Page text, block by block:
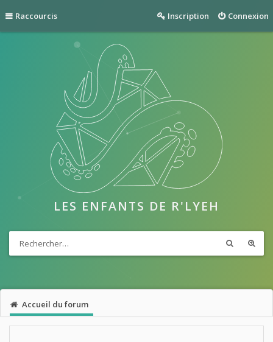
Raccourcis Connexion
Inscription
LES ENFANTS DE R'LYEH
Accueil du forum